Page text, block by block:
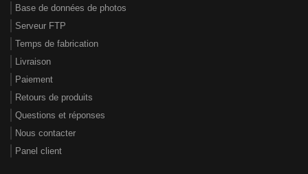
Base de données de photos
Serveur FTP
Temps de fabrication
Livraison
Paiement
Retours de produits
Questions et réponses
Nous contacter
Panel client